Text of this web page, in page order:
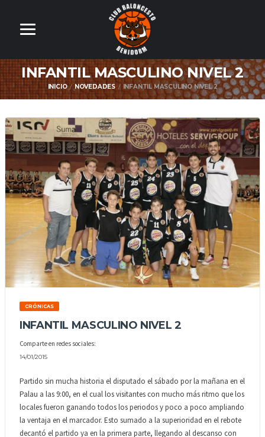
INFANTIL MASCULINO NIVEL 2
INICIO NOVEDADES INFANTIL MASCULINO NIVEL 2
CRÓNICAS
INFANTIL MASCULINO NIVEL 2
Comparte en redes sociales:
14/01/2015
Partido sin mucha historia el disputado el sábado por la mañana en el
Palau a las 9:00, en el cual los visitantes con mucho más ritmo que los
locales fueron ganando todos los periodos y poco a poco ampliando
la ventaja en el marcador. Esto sumado a la superioridad en el rebote
decantó el partido ya en la primera parte, llegando al descanso con